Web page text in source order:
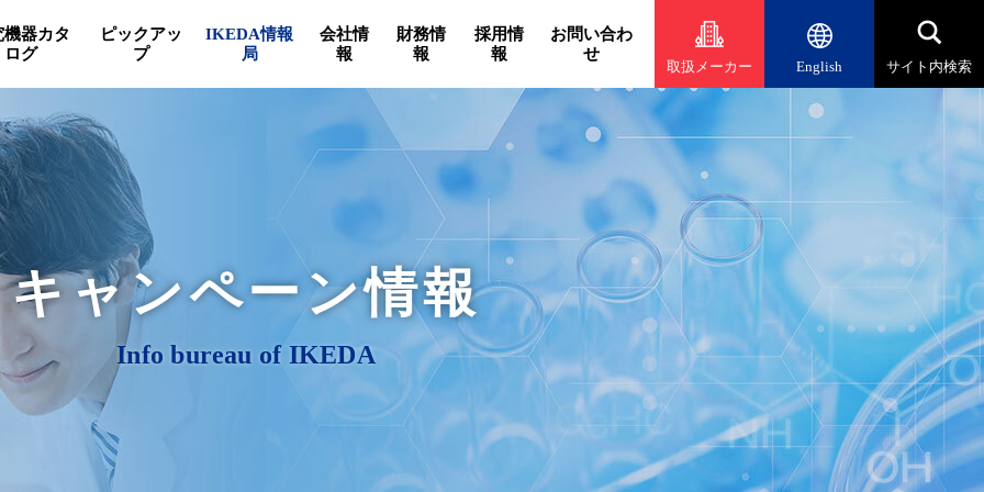
機器カタ
ログ
ピックアッ
プ
IKEDA情報
局
会社情
報
財務情
報
採用情
報
お問い合わ
せ
取扱メーカー English サイト内検索
キャンペーン情報